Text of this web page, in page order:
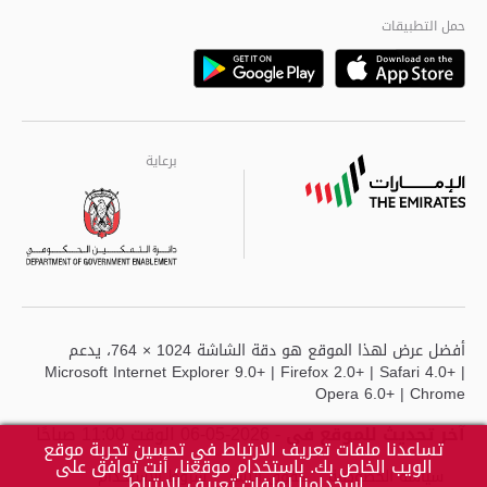
مراكز خدمة أبوظبى
حمل التطبيقات
Google
Playstore
برعاية
برعاية
أفضل عرض لهذا الموقع هو دقة الشاشة 1024 × 764، يدعم
Microsoft Internet Explorer 9.0+ | Firefox 2.0+ | Safari 4.0+ |
Opera 6.0+ | Chrome
آخر تحديث للموقع في- 2026-05-06 الوقت 11:00 صباحًا
سياسة الخصوصية حقوق النشر شروط الاستخدام
تساعدنا ملفات تعريف الارتباط في تحسين تجربة موقع
الويب الخاص بك. باستخدام موقعنا، أنت توافق على